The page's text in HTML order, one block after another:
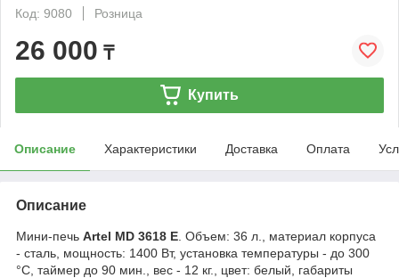
Код: 9080
Розница
26 000 ₸
Купить
Описание Характеристики Доставка Оплата
Описание
Мини-печь Artel MD 3618 E . Объем: 36 л., материал корпуса
- сталь, мощность: 1400 Вт, установка температуры - до 300
°С, таймер до 90 мин., вес - 12 кг., цвет: белый, габариты